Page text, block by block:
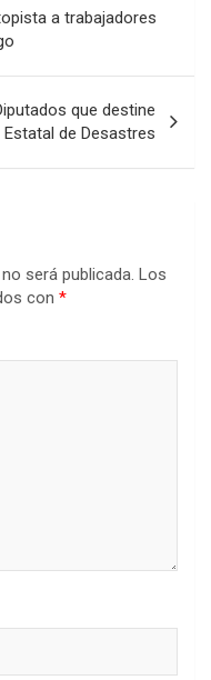
a trabajadores
que destine
de Desastres
será publicada. Los
con *